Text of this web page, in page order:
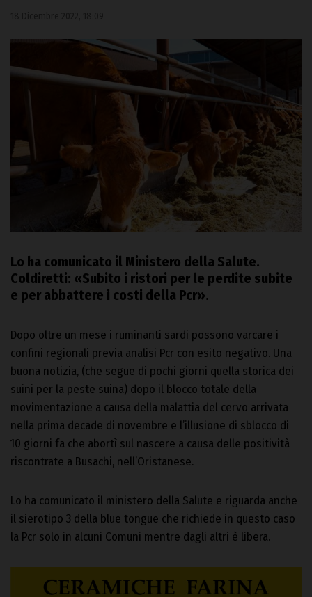
Lo ha comunicato il Ministero della Salute.
Coldiretti: «Subito i ristori per le perdite subite
e per abbattere i costi della Pcr».
Dopo oltre un mese i ruminanti sardi possono varcare i
confini regionali previa analisi Pcr con esito negativo. Una
buona notizia, (che segue di pochi giorni quella storica dei
suini per la peste suina) dopo il blocco totale della
movimentazione a causa della malattia del cervo arrivata
nella prima decade di novembre e l’illusione di sblocco di
10 giorni fa che abortì sul nascere a causa delle positività
riscontrate a Busachi, nell’Oristanese.
Lo ha comunicato il ministero della Salute e riguarda anche
il sierotipo 3 della blue tongue che richiede in questo caso
la Pcr solo in alcuni Comuni mentre dagli altri è libera.